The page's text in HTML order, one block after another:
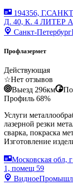
194356,
Д. 40, К. 4 ЛИТЕР
Санкт-Петербург
Профлазермет
Действующая
☆Нет отзывов
Выезд 296км
Профиль 68%
Услуги
лазерной резки
сварка, покраска
Изготовление
Московская обл,
1, помещ 59
Видное